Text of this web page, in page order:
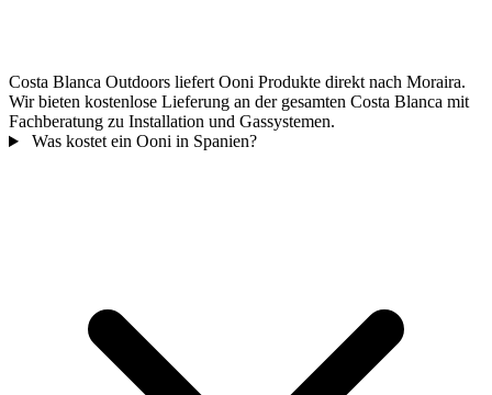
Costa Blanca Outdoors liefert Ooni Produkte direkt nach Moraira.
Wir bieten kostenlose Lieferung an der gesamten Costa Blanca mit
Fachberatung zu Installation und Gassystemen.
Was kostet ein Ooni in Spanien?